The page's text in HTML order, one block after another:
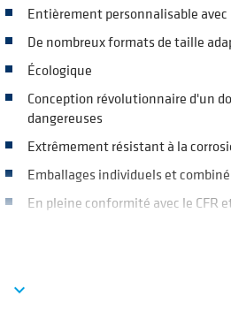
Entièrement personnalisable
De nombreux formats de taille
Écologique
Conception révolutionnaire d'un
dangereuses
Extrêmement résistant à la
Emballages individuels et
En pleine conformité avec le CFR
expand_more